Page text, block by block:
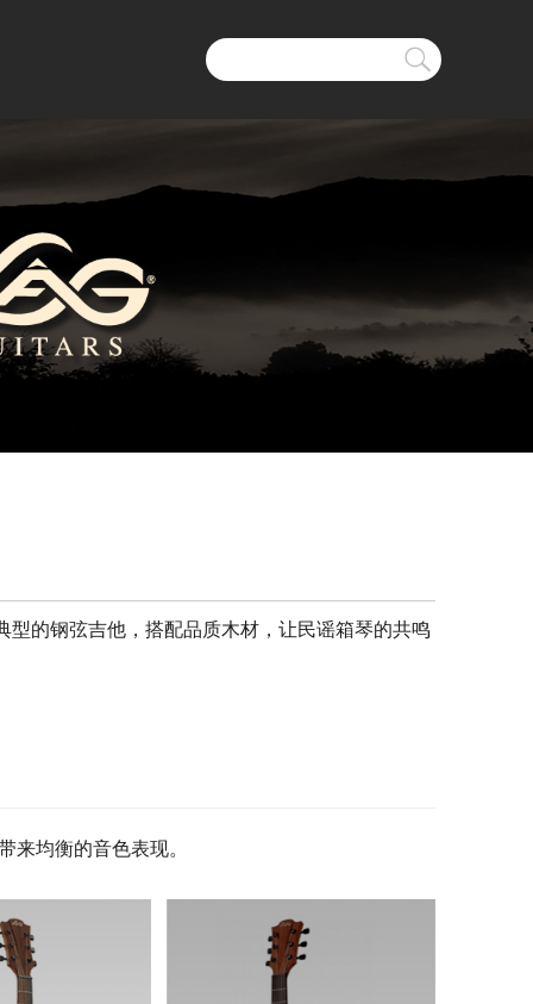
的钢弦吉他，搭配品质木材，让民谣箱琴的共鸣
来均衡的音色表现。